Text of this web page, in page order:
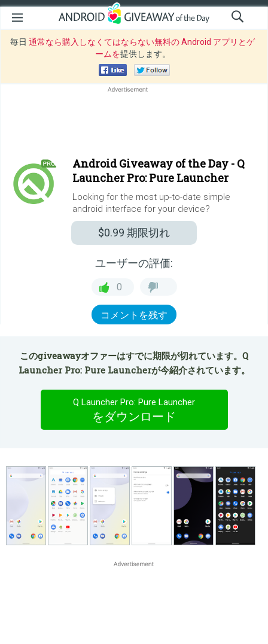
毎日 通常なら購入しなくてはならない無料の Android アプリとゲ
ームを提供します。
Android Giveaway of the Day - Q
Launcher Pro: Pure Launcher
Looking for the most up-to-date simple
android interface for your device?
$0.99 期限切れ
ユーザーの評価:
0
コメントを残す
このgiveawayオファーはすでに期限が切れています。Q
Launcher Pro: Pure Launcherが今紹介されています。
Q Launcher Pro: Pure Launcher
をダウンロード